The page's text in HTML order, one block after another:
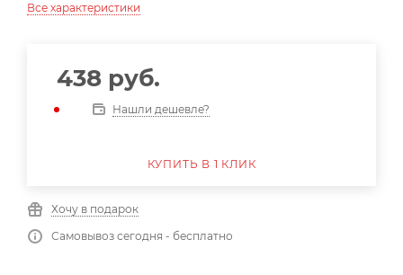
Все характеристики
438 руб.
Нашли дешевле?
КУПИТЬ В 1 КЛИК
Хочу в подарок
Самовывоз сегодня - бесплатно